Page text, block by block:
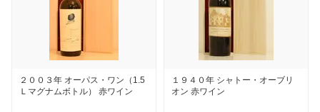
２００３年 オーパス・ワン（1.5
Ｌマグナムボトル） 赤ワイン
１９４０年 シャトー・オーブリ
オン 赤ワイン